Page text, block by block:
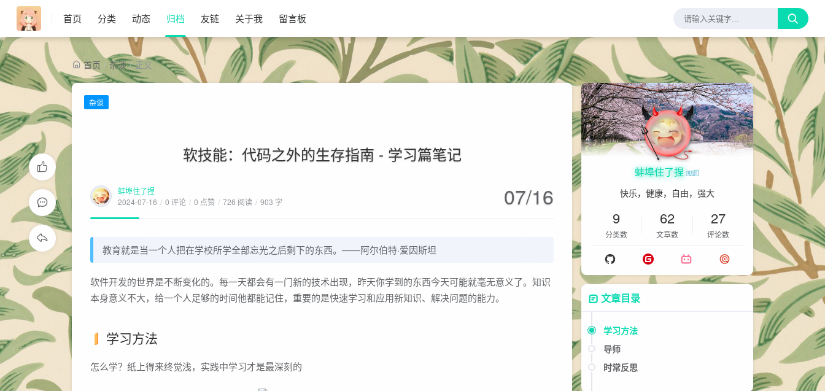
首页 分类 动态 归档 友链 关于我 留言板
首页 / 杂谈 / 正文
杂谈
软技能：代码之外的生存指南 - 学习篇笔记
蚌埠住了捏
2024-07-16 / 0 评论 / 0 点赞 / 726 阅读 / 903 字 07/16
教育就是当一个人把在学校所学全部忘光之后剩下的东西。——阿尔伯特·爱因斯坦
软件开发的世界是不断变化的。每一天都会有一门新的技术出现，昨天你学到的东西今天可能就毫无意义了。知识
本身意义不大，给一个人足够的时间他都能记住，重要的是快速学习和应用新知识、解决问题的能力。
学习方法
怎么学？纸上得来终觉浅，实践中学习才是最深刻的
蚌埠住了捏
快乐，健康，自由，强大
9
分类数
62
文章数
27
评论数
文章目录
学习方法
导师
时常反思